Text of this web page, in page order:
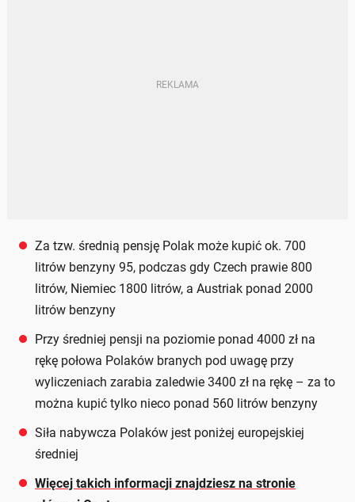
Za tzw. średnią pensję Polak może kupić ok. 700
litrów benzyny 95, podczas gdy Czech prawie 800
litrów, Niemiec 1800 litrów, a Austriak ponad 2000
litrów benzyny
Przy średniej pensji na poziomie ponad 4000 zł na
rękę połowa Polaków branych pod uwagę przy
wyliczeniach zarabia zaledwie 3400 zł na rękę – za to
można kupić tylko nieco ponad 560 litrów benzyny
Siła nabywcza Polaków jest poniżej europejskiej
średniej
Więcej takich informacji znajdziesz na stronie